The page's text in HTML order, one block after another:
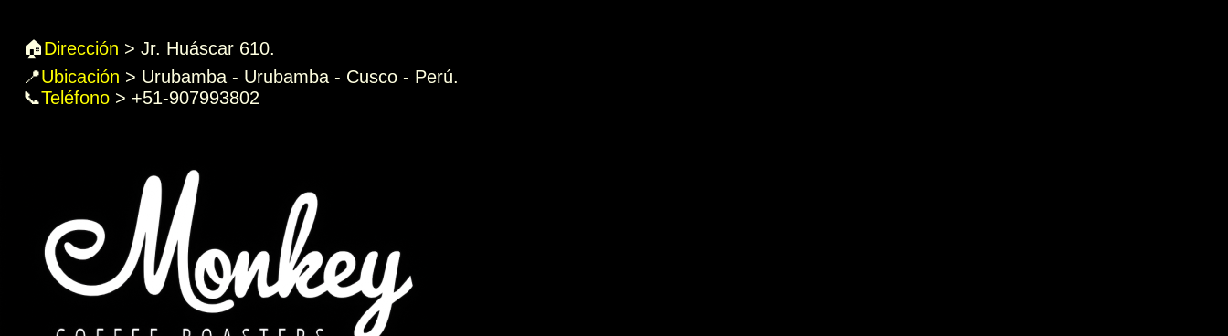
🏠Dirección > Jr. Huáscar 610.
📍Ubicación > Urubamba - Urubamba - Cusco - Perú.
📞Teléfono > +51-907993802